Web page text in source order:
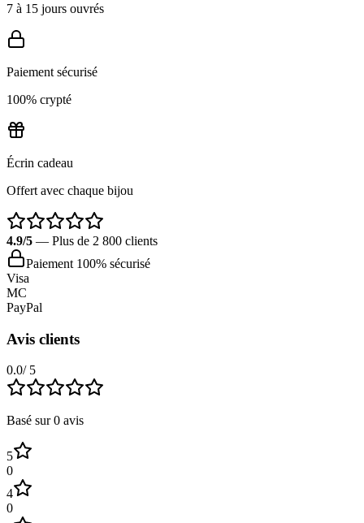
7 à 15 jours ouvrés
Paiement sécurisé
100% crypté
Écrin cadeau
Offert avec chaque bijou
4.9/5 — Plus de 2 800 clients
Paiement 100% sécurisé
Visa
MC
PayPal
Avis clients
0.0/ 5
Basé sur0 avis
5
0
4
0